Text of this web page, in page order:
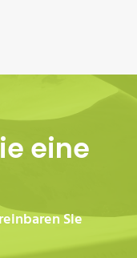
eine
Sie